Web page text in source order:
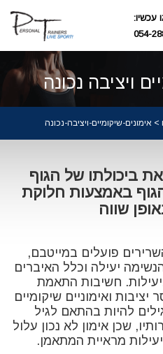
עכשיו:
054-
ויציבה נכונה
> אימונים-שיקומיים-ויציבה-נכונה
ביכולתו של הגוף
באמצעות חלוקת
שווה
פועלים במייטבם,
יעילה וכלל האיברים
חשיבות התאמת
ואימוניים שיקומיים
להיות בהתאם לגיל
שכן אימון לא נכון עלול
מראיית המתאמן.